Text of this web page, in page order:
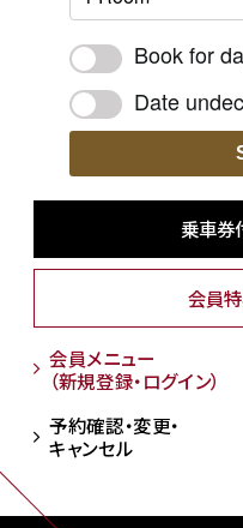
Book for
Date
乗車券
会員
会員メニュー
（新規登録・ログイン）
予約確認・変更・
キャンセル